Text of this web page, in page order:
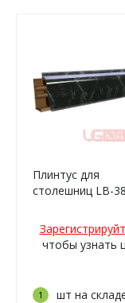
Плинтус для
столешниц LB-
марквина чёрный
глянец (063м,
3029м, 906г,
чтобы узнать
1 шт на